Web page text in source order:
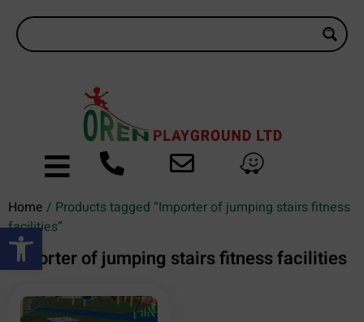
Open toolbar
Home / Products tagged “Importer of jumping stairs fitness
facilities”
Importer of jumping stairs fitness facilities